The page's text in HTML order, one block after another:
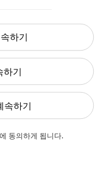
하기
하기
속하기
에 동의하게 됩니다.